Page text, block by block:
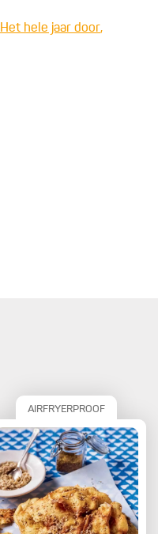
Het hele jaar door
AIRFRYERPROOF